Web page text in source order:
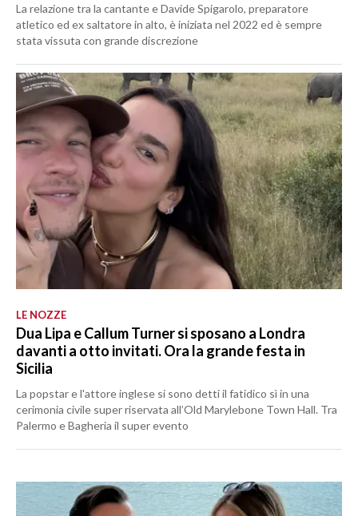
La relazione tra la cantante e Davide Spigarolo, preparatore
atletico ed ex saltatore in alto, è iniziata nel 2022 ed è sempre
stata vissuta con grande discrezione
LE NOZZE
Dua Lipa e Callum Turner si sposano a Londra
davanti a otto invitati. Ora la grande festa in
Sicilia
La popstar e l'attore inglese si sono detti il fatidico sì in una
cerimonia civile super riservata all’Old Marylebone Town Hall. Tra
Palermo e Bagheria il super evento